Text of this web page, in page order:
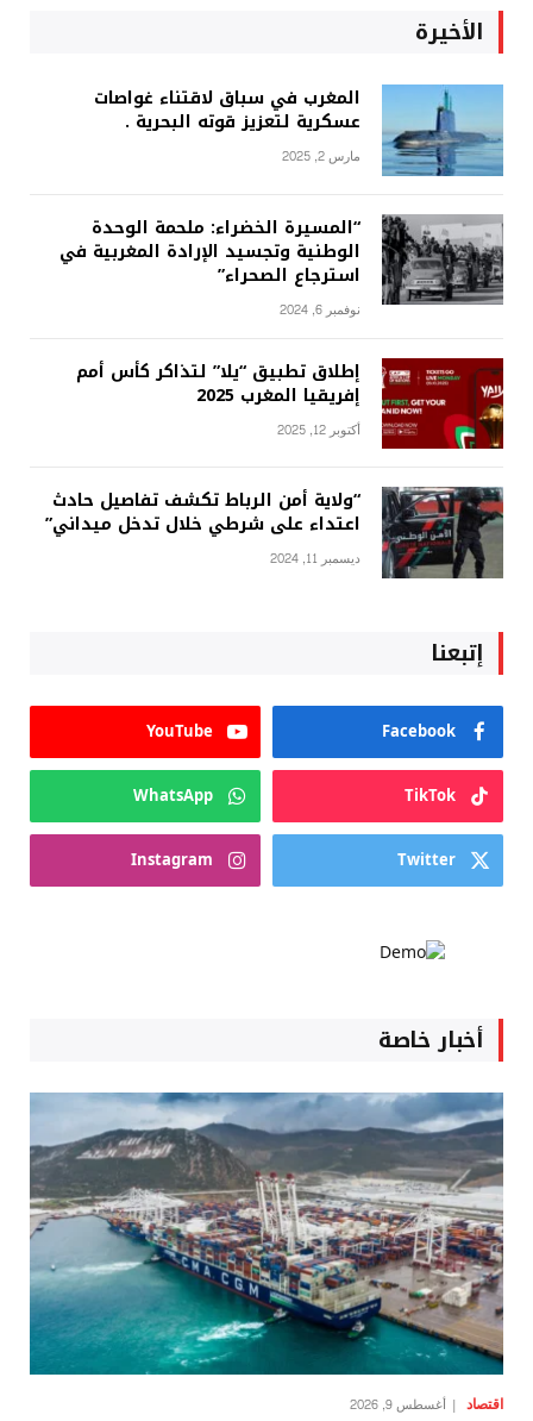
الأخيرة
المغرب في سباق لاقتناء غواصات
عسكرية لتعزيز قوته البحرية .
مارس 2, 2025
“المسيرة الخضراء: ملحمة الوحدة
الوطنية وتجسيد الإرادة المغربية في
استرجاع الصحراء”
نوفمبر 6, 2024
إطلاق تطبيق “يلا” لتذاكر كأس أمم
إفريقيا المغرب 2025
أكتوبر 12, 2025
“ولاية أمن الرباط تكشف تفاصيل حادث
اعتداء على شرطي خلال تدخل ميداني”
ديسمبر 11, 2024
إتبعنا
Facebook
YouTube
TikTok
WhatsApp
Twitter
Instagram
أخبار خاصة
اقتصاد أغسطس 9, 2026